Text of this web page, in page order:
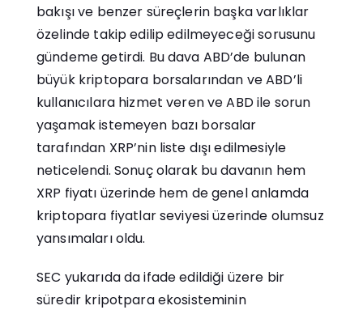
bakışı ve benzer süreçlerin başka varlıklar
özelinde takip edilip edilmeyeceği sorusunu
gündeme getirdi. Bu dava ABD’de bulunan
büyük kriptopara borsalarından ve ABD’li
kullanıcılara hizmet veren ve ABD ile sorun
yaşamak istemeyen bazı borsalar
tarafından XRP’nin liste dışı edilmesiyle
neticelendi. Sonuç olarak bu davanın hem
XRP fiyatı üzerinde hem de genel anlamda
kriptopara fiyatlar seviyesi üzerinde olumsuz
yansımaları oldu.
SEC yukarıda da ifade edildiği üzere bir
süredir kripotpara ekosisteminin